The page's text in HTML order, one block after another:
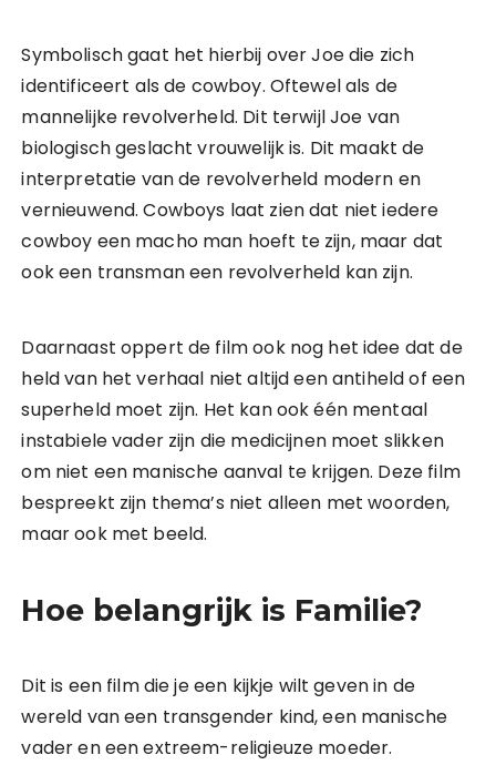
Symbolisch gaat het hierbij over Joe die zich
identificeert als de cowboy. Oftewel als de
mannelijke revolverheld. Dit terwijl Joe van
biologisch geslacht vrouwelijk is. Dit maakt de
interpretatie van de revolverheld modern en
vernieuwend. Cowboys laat zien dat niet iedere
cowboy een macho man hoeft te zijn, maar dat
ook een transman een revolverheld kan zijn.
Daarnaast oppert de film ook nog het idee dat de
held van het verhaal niet altijd een antiheld of een
superheld moet zijn. Het kan ook één mentaal
instabiele vader zijn die medicijnen moet slikken
om niet een manische aanval te krijgen. Deze film
bespreekt zijn thema’s niet alleen met woorden,
maar ook met beeld.
Hoe belangrijk is Familie?
Dit is een film die je een kijkje wilt geven in de
wereld van een transgender kind, een manische
vader en een extreem-religieuze moeder.